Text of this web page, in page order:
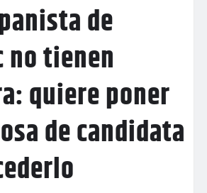
de
no tienen
quiere poner
de candidata